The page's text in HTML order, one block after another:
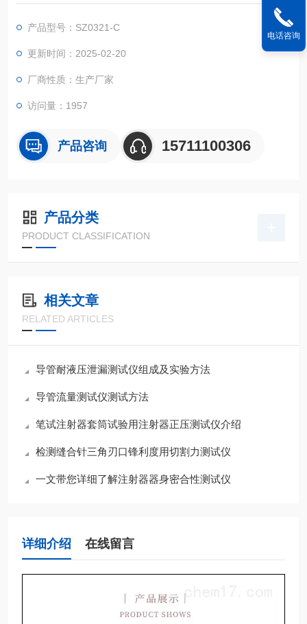
产品型号：SZ0321-C
更新时间：2025-02-20
厂商性质：生产厂家
访问量：1957
产品咨询 15711100306
产品分类
PRODUCT CLASSIFICATION
相关文章
RELATED ARTICLES
导管耐液压泄漏测试仪组成及实验方法
导管流量测试仪测试方法
笔试注射器套筒试验用注射器正压测试仪介绍
检测缝合针三角刃口锋利度用切割力测试仪
一文带您详细了解注射器器身密合性测试仪
详细介绍 在线留言
电话咨询